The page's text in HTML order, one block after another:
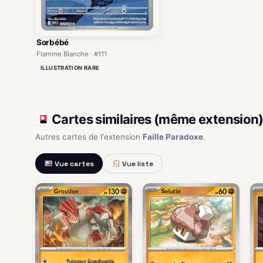
Sorbébé
Flamme Blanche · #111
ILLUSTRATION RARE
Cartes similaires (même extension)
Autres cartes de l'extension Faille Paradoxe.
Vue cartes Vue liste